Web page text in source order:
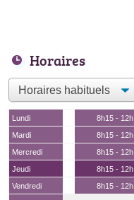
Horaires
Lundi 8h15 - 12h
Mardi
8h15 - 12h
Mercredi
8h15 - 12h
Jeudi
8h15 - 12h
Vendredi
8h15 - 12h